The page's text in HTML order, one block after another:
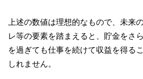
上述の数値は理想的なもので、未来
レ等の要素を踏まえると、貯金をさ
を過ぎても仕事を続けて収益を得る
しれません。